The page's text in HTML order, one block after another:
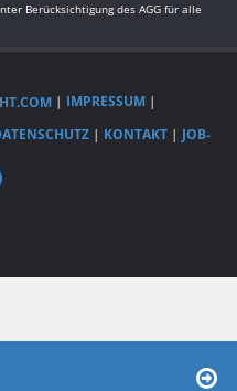
Berücksichtigung des AGG für alle
| IMPRESSUM |
| KONTAKT | JOB-